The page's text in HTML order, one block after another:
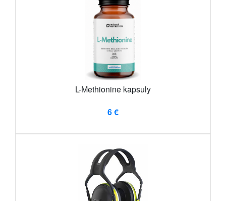
L-Methionine kapsuly
6 €